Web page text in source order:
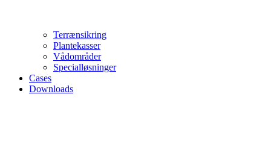
Terrænsikring
Plantekasser
Vådområder
Specialløsninger
Cases
Downloads